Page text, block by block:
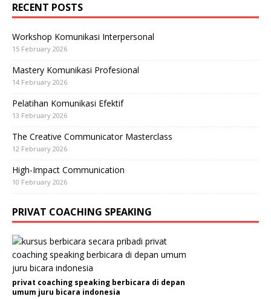
RECENT POSTS
Workshop Komunikasi Interpersonal
15 February 2026
Mastery Komunikasi Profesional
14 February 2026
Pelatihan Komunikasi Efektif
13 February 2026
The Creative Communicator Masterclass
12 February 2026
High-Impact Communication
10 February 2026
PRIVAT COACHING SPEAKING
privat coaching speaking berbicara di depan
umum juru bicara indonesia